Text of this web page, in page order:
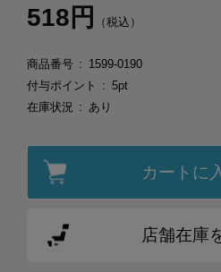
518円 （税込）
商品番号
1599-0190
付与ポイント
5pt
在庫状況
あり
カートに
店舗在庫